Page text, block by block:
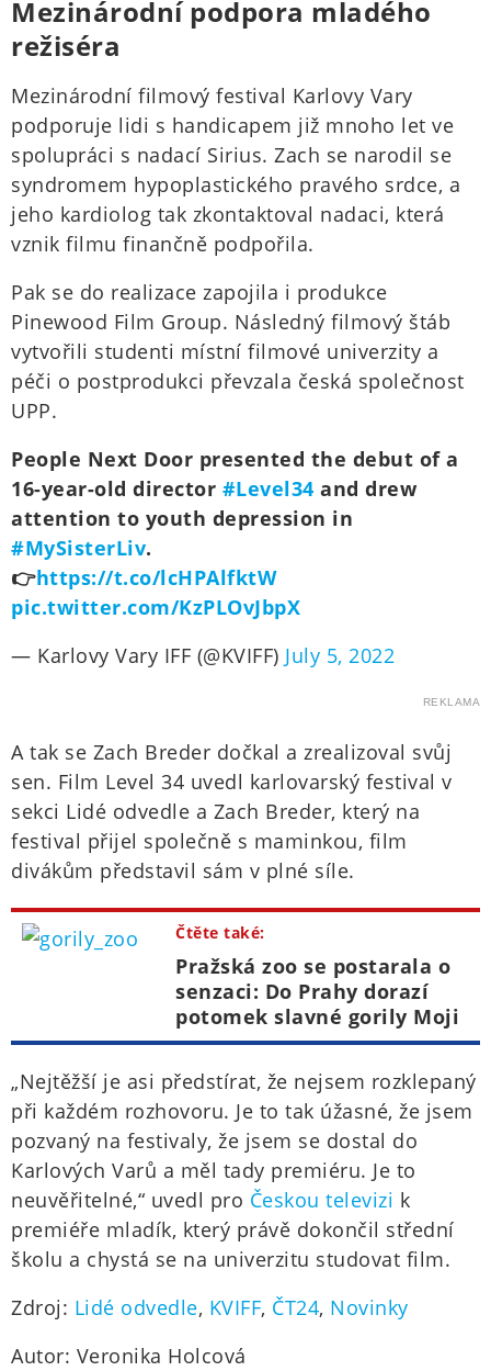
Mezinárodní podpora mladého
režiséra
Mezinárodní filmový festival Karlovy Vary
podporuje lidi s handicapem již mnoho let ve
spolupráci s nadací Sirius. Zach se narodil se
syndromem hypoplastického pravého srdce, a
jeho kardiolog tak zkontaktoval nadaci, která
vznik filmu finančně podpořila.
Pak se do realizace zapojila i produkce
Pinewood Film Group. Následný filmový štáb
vytvořili studenti místní filmové univerzity a
péči o postprodukci převzala česká společnost
UPP.
People Next Door presented the debut of a
16-year-old director #Level34 and drew
attention to youth depression in
#MySisterLiv.
👉https://t.co/lcHPAlfktW
pic.twitter.com/KzPLOvJbpX
— Karlovy Vary IFF (@KVIFF) July 5, 2022
REKLAMA
A tak se Zach Breder dočkal a zrealizoval svůj
sen. Film Level 34 uvedl karlovarský festival v
sekci Lidé odvedle a Zach Breder, který na
festival přijel společně s maminkou, film
divákům představil sám v plné síle.
Čtěte také:
Pražská zoo se postarala o
senzaci: Do Prahy dorazí
potomek slavné gorily Moji
„Nejtěžší je asi předstírat, že nejsem rozklepaný
při každém rozhovoru. Je to tak úžasné, že jsem
pozvaný na festivaly, že jsem se dostal do
Karlových Varů a měl tady premiéru. Je to
neuvěřitelné,“ uvedl pro Českou televizi k
premiéře mladík, který právě dokončil střední
školu a chystá se na univerzitu studovat film.
Zdroj: Lidé odvedle, KVIFF, ČT24, Novinky
Autor: Veronika Holcová